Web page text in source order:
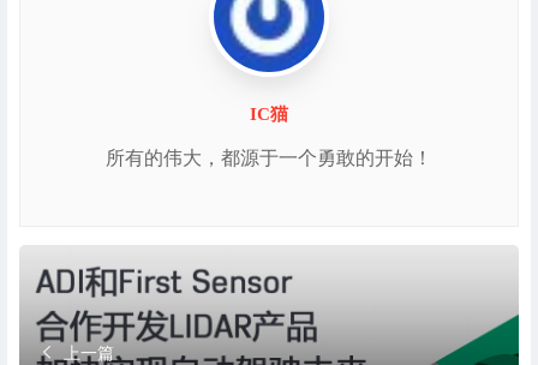
IC猫
所有的伟大，都源于一个勇敢的开始！
上一篇